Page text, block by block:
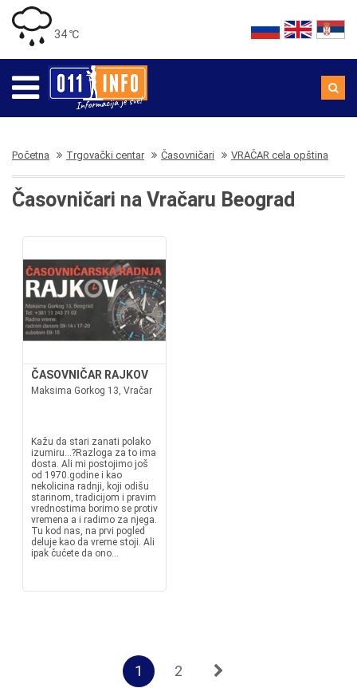
34 ℃
Početna Trgovački centar Časovničari VRAČAR cela opština
Časovničari na Vračaru Beograd
ČASOVNIČAR RAJKOV
Maksima Gorkog 13, Vračar
Kažu da stari zanati polako
izumiru...?Razloga za to ima
dosta. Ali mi postojimo još
od 1970.godine i kao
nekolicina radnji, koji odišu
starinom, tradicijom i pravim
vrednostima borimo se protiv
vremena a i radimo za njega.
Tu kod nas, na prvi pogled
deluje kao da vreme stoji. Ali
ipak čućete da ono...
1 2